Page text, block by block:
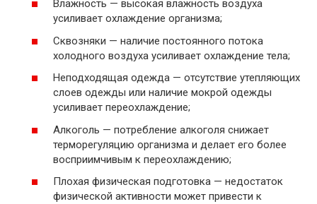
Влажность — высокая влажность воздуха
усиливает охлаждение организма;
Сквозняки — наличие постоянного потока
холодного воздуха усиливает охлаждение тела;
Неподходящая одежда — отсутствие утепляющих
слоев одежды или наличие мокрой одежды
усиливает переохлаждение;
Алкоголь — потребление алкоголя снижает
терморегуляцию организма и делает его более
восприимчивым к переохлаждению;
Плохая физическая подготовка — недостаток
физической активности может привести к